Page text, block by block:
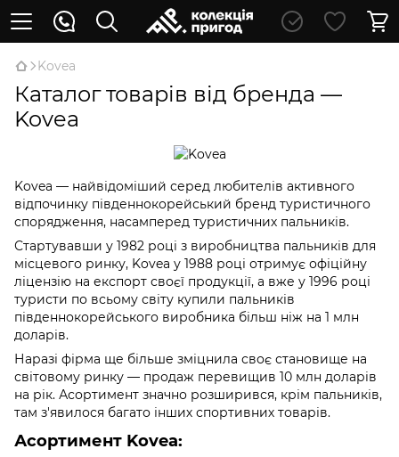
Kovea
Каталог товарів від бренда —
Kovea
Kovea — найвідоміший серед любителів активного
відпочинку південнокорейський бренд туристичного
спорядження, насамперед туристичних пальників.
Стартувавши у 1982 році з виробництва пальників для
місцевого ринку, Kovea у 1988 році отримує офіційну
ліцензію на експорт своєї продукції, а вже у 1996 році
туристи по всьому світу купили пальників
південнокорейського виробника більш ніж на 1 млн
доларів.
Наразі фірма ще більше зміцнила своє становище на
світовому ринку — продаж перевищив 10 млн доларів
на рік. Асортимент значно розширився, крім пальників,
там з'явилося багато інших спортивних товарів.
Асортимент Kovea: